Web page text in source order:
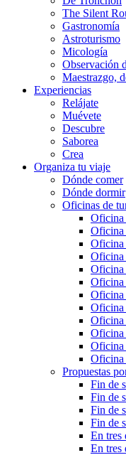
The Silent
Gastronomía
Astroturismo
Micología
Observación
Maestrazgo,
Experiencias
Relájate
Muévete
Descubre
Saborea
Crea
Organiza tu viaje
Dónde comer
Dónde dormir
Oficinas de
Oficina
Oficina
Oficina
Oficina
Oficina
Oficina
Oficina
Oficina
Oficina
Oficina
Oficina
Oficina
Propuestas
Fin de
Fin de
Fin de
Fin de
En tres
En tres